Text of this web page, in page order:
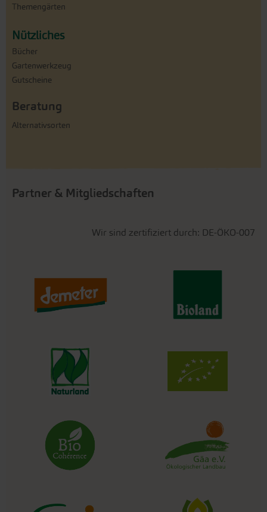
Themengärten
Nützliches
Bücher
Gartenwerkzeug
Gutscheine
Beratung
Alternativsorten
Partner & Mitgliedschaften
Wir sind zertifiziert durch: DE-ÖKO-007